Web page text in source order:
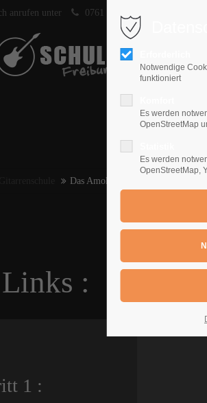
anrufen unter 0761 400 10 64
Home
Das Amoll Arpeggio :
:
1 :
Notwendige
funktioniert
Es werden
OpenStreetMap
Es werden
OpenStreetMap,